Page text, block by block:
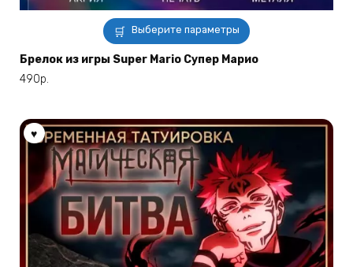
Выберите параметры
Этот
товар
имеет
можно
выбрать
на
странице
товара.
Брелок из игры Super Mario Супер Марио
490р.